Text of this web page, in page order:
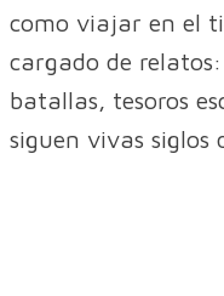
como viajar en el
cargado de
batallas, tesoros
siguen vivas siglos